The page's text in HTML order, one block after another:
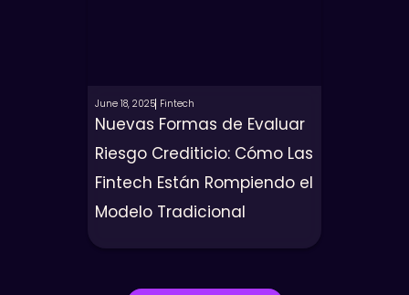
June 18, 2025 Fintech
Nuevas Formas de Evaluar
Riesgo Crediticio: Cómo Las
Fintech Están Rompiendo el
Modelo Tradicional